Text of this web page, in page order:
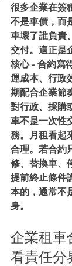
很多企業在簽
不是車價，而
車壞了誰負責
交付。這正是
核心 - 合約寫
運成本、行政
期配合企業節
對行政、採購
車不是一次性
務。月租看起
合理。若合約
修、替換車、
提前終止條件
本的，通常不
身。
企業租車
看責任分